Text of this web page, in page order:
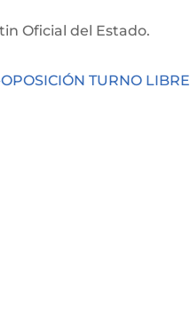
Oficial del Estado.
TURNO LIBRE